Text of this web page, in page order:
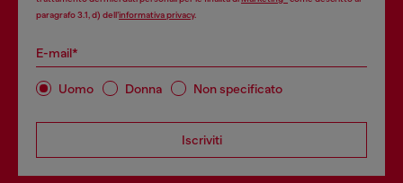
paragrafo 3.1, d) dell’informativa privacy.
E-mail*
Uomo Donna Non specificato
Iscriviti